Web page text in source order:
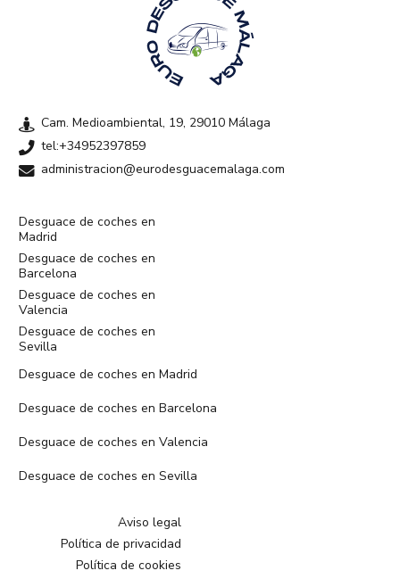
Cam. Medioambiental, 19, 29010 Málaga
tel:+34952397859
administracion@eurodesguacemalaga.com
Desguace de coches en
Madrid
Desguace de coches en
Barcelona
Desguace de coches en
Valencia
Desguace de coches en
Sevilla
Desguace de coches en Madrid
Desguace de coches en Barcelona
Desguace de coches en Valencia
Desguace de coches en Sevilla
Aviso legal
Política de privacidad
Política de cookies